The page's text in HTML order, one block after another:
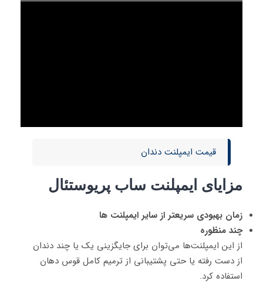
قیمت ایمپلنت دندان
مزایای ایمپلنت ساب پریوستئال
زمان بهبودی سریعتر از سایر ایمپلنت ها
چند منظوره
از این ایمپلنت‌ها می‌توان برای جایگزینی یک یا چند دندان
از دست رفته یا حتی پشتیبانی از ترمیم کامل قوس دهان
استفاده کرد.